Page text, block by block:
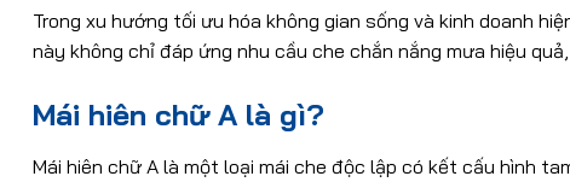
Trong xu hướng tối ưu hóa không gian sống và kinh doanh
này không chỉ đáp ứng nhu cầu che chắn nắng mưa hiệu
Mái hiên chữ A là gì?
Mái hiên chữ A là một loại mái che độc lập có kết cấu hình